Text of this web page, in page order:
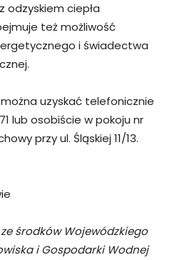
odzyskiem ciepła
też możliwość
i świadectwa
uzyskać telefonicznie
lub osobiście w pokoju nr
przy ul. Śląskiej 11/13.
środków Wojewódzkiego
i Gospodarki Wodnej